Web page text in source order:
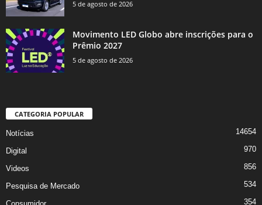
5 de agosto de 2026
Movimento LED Globo abre inscrições para o
Prêmio 2027
5 de agosto de 2026
CATEGORIA POPULAR
Notícias 14654
Digital 970
Videos 856
Pesquisa de Mercado 534
354